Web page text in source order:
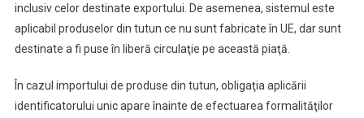
inclusiv celor destinate exportului. De asemenea, sistemul este
aplicabil produselor din tutun ce nu sunt fabricate în UE, dar sunt
destinate a fi puse în liberă circulaţie pe această piaţă.
În cazul importului de produse din tutun, obligaţia aplicării
identificatorului unic apare înainte de efectuarea formalităţilor